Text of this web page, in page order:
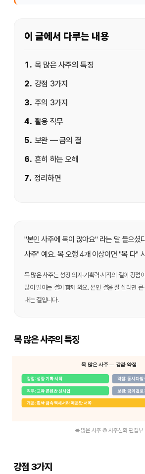
이 글에서 다루는 내용
1 . 목 많은 사주의 특징
2. 강점 3가지
3. 주의 3가지
4. 활용 직무
5. 보완 — 금의 결
6. 흔히 하는 오해
7. 정리하면
"본인 사주에 목이 많아요" 라는 말 들으셨
사주" 예요. 목 오행 4개 이상이면 "목 다"
목 많은 사주는 성장 의지·기획력·시작의 결이 강점
많이 벌이는 결이 함께 와요. 본인 결을 잘 살리면 큰
내는 결입니다.
목 많은 사주의 특징
목 많은 사주 — 강점·약점
강점: 성장·기획·시작 약점: 동시 다발
직무: 교육·콘텐츠·신사업 보완: 금의 결로
개운: 흰색·금속 액세서리·매운맛·서쪽
목 많은 사주 © 사주신화 편집부
강점 3가지